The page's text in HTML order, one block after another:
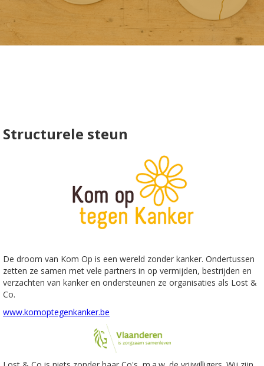
Structurele steun
De droom van Kom Op is een wereld zonder kanker. Ondertussen
zetten ze samen met vele partners in op vermijden, bestrijden en
verzachten van kanker en ondersteunen ze organisaties als Lost &
Co.
www.komoptegenkanker.be